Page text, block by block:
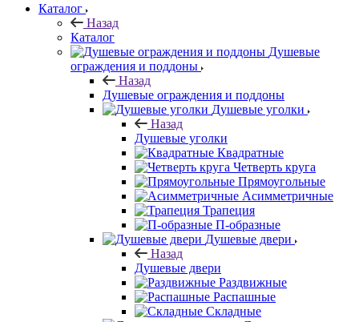
Каталог
Назад
Каталог
Душевые
ограждения и поддоны
Назад
Душевые ограждения и поддоны
Душевые уголки
Назад
Душевые уголки
Квадратные
Четверть круга
Прямоугольные
Асимметричные
Трапеция
П-образные
Душевые двери
Назад
Душевые двери
Раздвижные
Распашные
Складные